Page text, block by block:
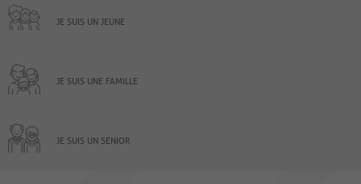
JE SUIS UN JEUNE
JE SUIS UNE FAMILLE
JE SUIS UN SENIOR